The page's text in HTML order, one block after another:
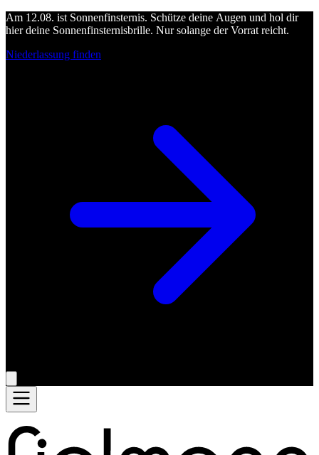
Am 12.08. ist Sonnenfinsternis. Schütze deine Augen und hol dir
hier deine Sonnenfinsternisbrille. Nur solange der Vorrat reicht.
Niederlassung finden